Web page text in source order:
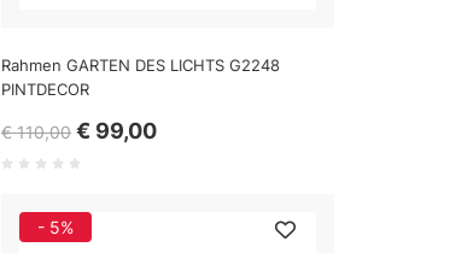
Rahmen GARTEN DES LICHTS G2248
PINTDECOR
€ 110,00 € 99,00
- 5%